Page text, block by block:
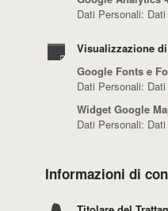
Dati Personali:
Visualizzazione
Google Fonts e
Dati Personali:
Widget Google
Dati Personali:
Informazioni di